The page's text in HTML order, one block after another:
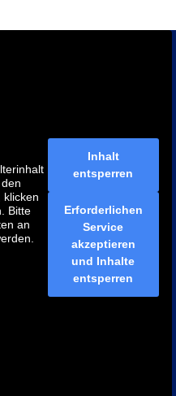
klicken
Bitte
an
Inhalt
entsperren
Erforderlichen
Service
akzeptieren
und Inhalte
entsperren